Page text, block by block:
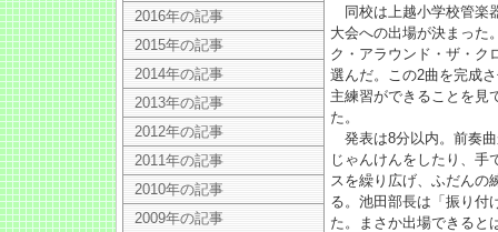
同校は上越小学校管楽
大会への出場が決まった
ク・アラウンド・ザ・ク
選んだ。この2曲を完成
主練習ができることを見
た。
発表は8分以内。前奏
じゃんけんをしたり、手
スを繰り広げ、ふだんの
る。池田部長は「振り付
た。まさか出場できると
2016年の記事
2015年の記事
2014年の記事
2013年の記事
2012年の記事
2011年の記事
2010年の記事
2009年の記事